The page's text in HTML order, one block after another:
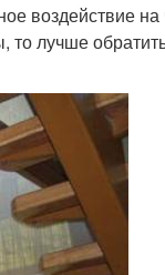
воздействие на
то лучше